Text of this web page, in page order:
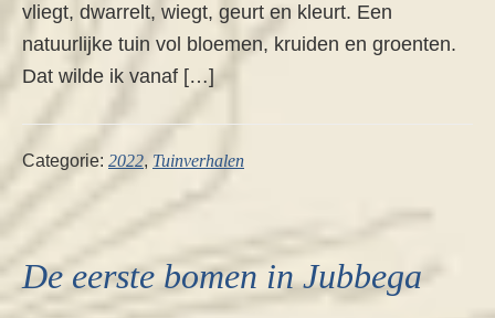
vliegt, dwarrelt, wiegt, geurt en kleurt. Een
natuurlijke tuin vol bloemen, kruiden en groenten.
Dat wilde ik vanaf […]
Categorie: 2022, Tuinverhalen
De eerste bomen in Jubbega